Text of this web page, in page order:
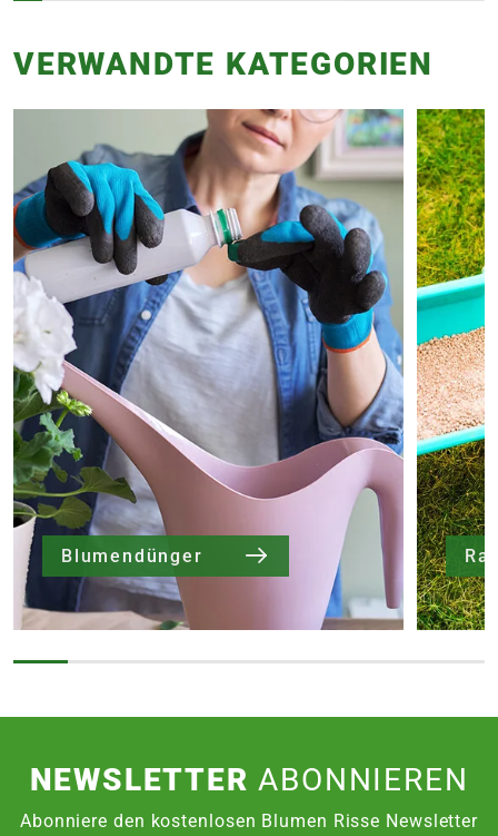
VERWANDTE KATEGORIEN
Blumendünger
NEWSLETTERABONNIEREN
Abonniere den kostenlosen Blumen Risse Newsletter